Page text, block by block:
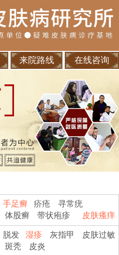
来院路线 在线咨询
手足癣 疥疮
寻常疣
皮肤瘙痒
体股癣 带状疱疹
脱发 湿疹 灰指甲
皮肤过敏
斑秃 皮炎